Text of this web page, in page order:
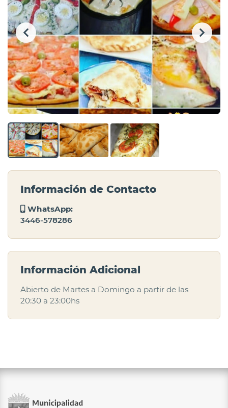
Información de Contacto
WhatsApp:
3446-578286
Información Adicional
Abierto de Martes a Domingo a partir de las
20:30 a 23:00hs